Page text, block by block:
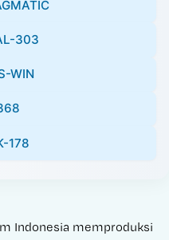
303
WIN
178
Indonesia memproduksi